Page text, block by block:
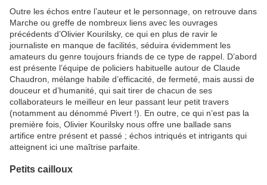
Outre les échos entre l’auteur et le personnage, on retrouve dans
Marche ou greffe de nombreux liens avec les ouvrages
précédents d’Olivier Kourilsky, ce qui en plus de ravir le
journaliste en manque de facilités, séduira évidemment les
amateurs du genre toujours friands de ce type de rappel. D’abord
est présente l’équipe de policiers habituelle autour de Claude
Chaudron, mélange habile d’efficacité, de fermeté, mais aussi de
douceur et d’humanité, qui sait tirer de chacun de ses
collaborateurs le meilleur en leur passant leur petit travers
(notamment au dénommé Pivert !). En outre, ce qui n’est pas la
première fois, Olivier Kourilsky nous offre une ballade sans
artifice entre présent et passé ; échos intriqués et intrigants qui
atteignent ici une maîtrise parfaite.
Petits cailloux